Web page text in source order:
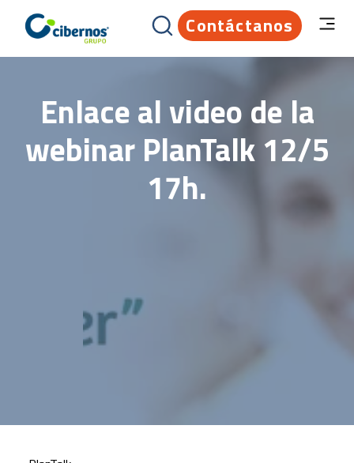
Contáctanos
Enlace al video de la
webinar PlanTalk 12/5
17h.